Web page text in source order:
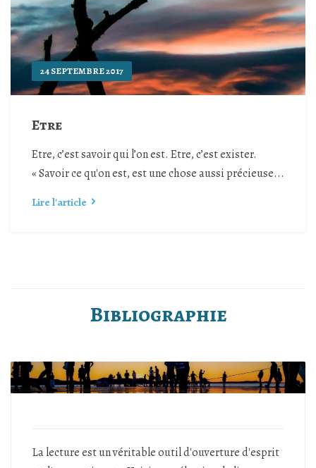
24 SEPTEMBRE 2017
Etre
Etre, c’est savoir qui l’on est. Etre, c’est exister.
« Savoir ce qu'on est, est une chose aussi précieuse...
Lire l'article
Bibliographie
La lecture est un véritable outil d'ouverture d'esprit